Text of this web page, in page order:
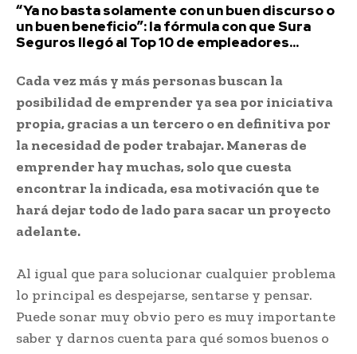
“Ya no basta solamente con un buen discurso o
un buen beneficio”: la fórmula con que Sura
Seguros llegó al Top 10 de empleadores...
Cada vez más y más personas buscan la
posibilidad de emprender ya sea por iniciativa
propia, gracias a un tercero o en definitiva por
la necesidad de poder trabajar. Maneras de
emprender hay muchas, solo que cuesta
encontrar la indicada, esa motivación que te
hará dejar todo de lado para sacar un proyecto
adelante.
Al igual que para solucionar cualquier problema
lo principal es despejarse, sentarse y pensar.
Puede sonar muy obvio pero es muy importante
saber y darnos cuenta para qué somos buenos o